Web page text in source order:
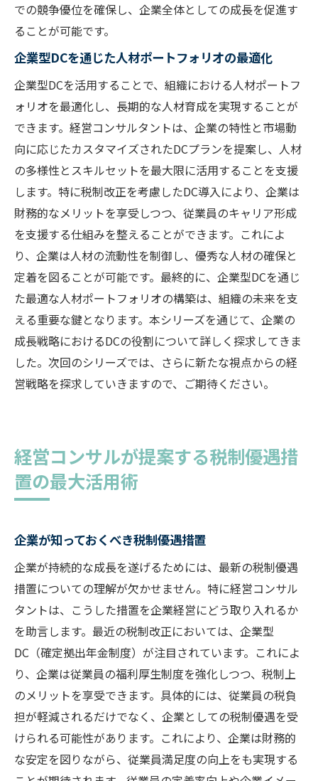
での競争優位を確保し、企業全体としての成長を促進す
ることが可能です。
企業型DCを通じた人材ポートフォリオの最適化
企業型DCを活用することで、組織における人材ポートフ
ォリオを最適化し、長期的な人材育成を実現することが
できます。経営コンサルタントは、企業の特性と市場動
向に応じたカスタマイズされたDCプランを提案し、人材
の多様性とスキルセットを最大限に活用することを支援
します。特に税制改正を考慮したDC導入により、企業は
財務的なメリットを享受しつつ、従業員のキャリア形成
を支援する仕組みを整えることができます。これによ
り、企業は人材の流動性を制御し、優秀な人材の確保と
定着を図ることが可能です。最終的に、企業型DCを通じ
た最適な人材ポートフォリオの構築は、組織の未来を支
える重要な鍵となります。本シリーズを通じて、企業の
成長戦略におけるDCの役割について詳しく探求してきま
した。次回のシリーズでは、さらに新たな視点からの経
営戦略を探求していきますので、ご期待ください。
経営コンサルが提案する税制優遇措
置の最大活用術
企業が知っておくべき税制優遇措置
企業が持続的な成長を遂げるためには、最新の税制優遇
措置についての理解が欠かせません。特に経営コンサル
タントは、こうした措置を企業経営にどう取り入れるか
を助言します。最近の税制改正においては、企業型
DC（確定拠出年金制度）が注目されています。これによ
り、企業は従業員の福利厚生制度を強化しつつ、税制上
のメリットを享受できます。具体的には、従業員の税負
担が軽減されるだけでなく、企業としての税制優遇を受
けられる可能性があります。これにより、企業は財務的
な安定を図りながら、従業員満足度の向上をも実現する